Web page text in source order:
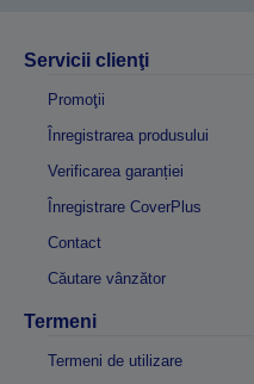
Servicii clienţi
Promoţii
Înregistrarea produsului
Verificarea garanției
Înregistrare CoverPlus
Contact
Căutare vânzător
Termeni
Termeni de utilizare